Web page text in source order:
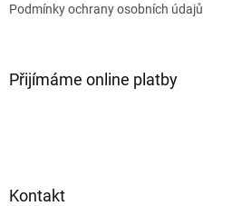
Podmínky ochrany osobních údajů
Přijímáme online platby
Kontakt